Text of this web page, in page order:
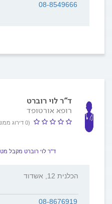
08-8549666
ד"ר לוי רוברט
רופא אורטופד
(0 דירוג ממוצע)
ד"ר לוי רוברט מקבל
הכלנית 12, אשדוד
08-8676919